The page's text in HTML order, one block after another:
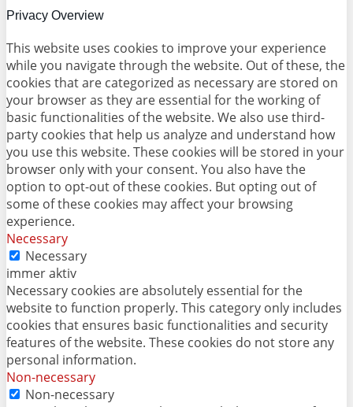
Privacy Overview
This website uses cookies to improve your experience
while you navigate through the website. Out of these, the
cookies that are categorized as necessary are stored on
your browser as they are essential for the working of
basic functionalities of the website. We also use third-
party cookies that help us analyze and understand how
you use this website. These cookies will be stored in your
browser only with your consent. You also have the
option to opt-out of these cookies. But opting out of
some of these cookies may affect your browsing
experience.
Necessary
Necessary
immer aktiv
Necessary cookies are absolutely essential for the
website to function properly. This category only includes
cookies that ensures basic functionalities and security
features of the website. These cookies do not store any
personal information.
Non-necessary
Non-necessary